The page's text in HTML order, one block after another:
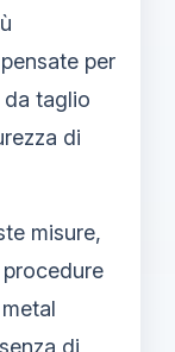
per
da taglio
di
misure,
di